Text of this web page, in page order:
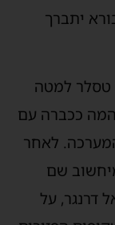
יתברך
טסלר למטה
ככברה עם
לאחר
שם
דרנגר, על